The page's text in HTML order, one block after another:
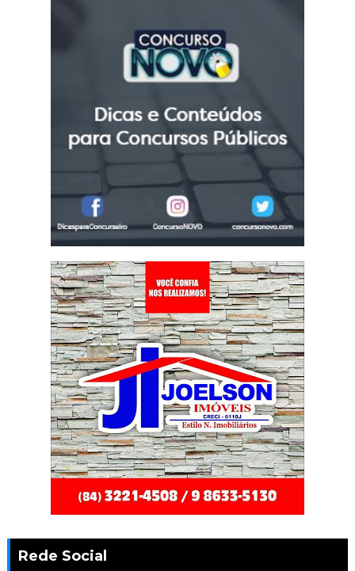
Rede Social